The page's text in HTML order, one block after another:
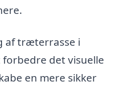
af træterrasse i
det visuelle
en mere sikker